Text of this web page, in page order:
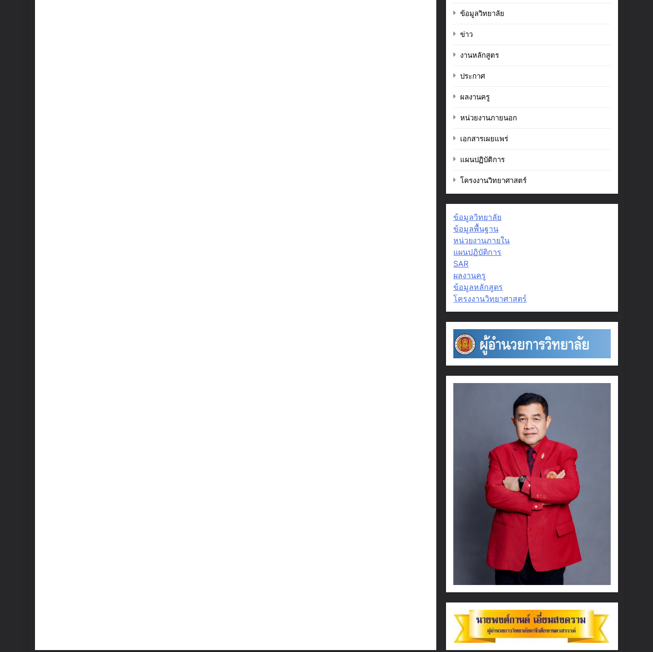
ข้อมูลวิทยาลัย
ข่าว
งานหลักสูตร
ประกาศ
ผลงานครู
หน่วยงานภายนอก
เอกสารเผยแพร่
แผนปฏิบัติการ
โครงงานวิทยาศาสตร์
ข้อมูลวิทยาลัย
ข้อมูลพื้นฐาน
หน่วยงานภายใน
แผนปฏิบัติการ
SAR
ผลงานครู
ข้อมูลหลักสูตร
โครงงานวิทยาศาสตร์